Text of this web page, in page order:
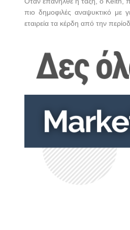
πιο δημοφιλές αναψυκτικό
εταιρεία τα κέρδη από την